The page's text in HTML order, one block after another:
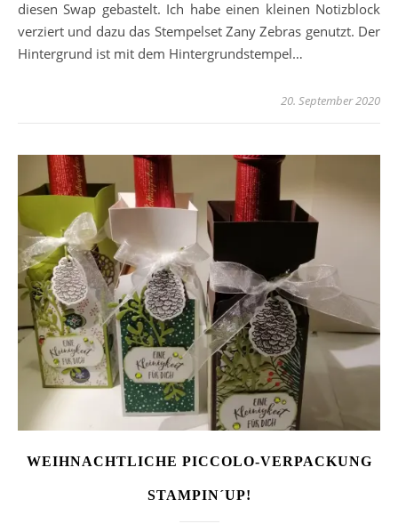
diesen Swap gebastelt. Ich habe einen kleinen Notizblock
verziert und dazu das Stempelset Zany Zebras genutzt. Der
Hintergrund ist mit dem Hintergrundstempel…
20. September 2020
WEIHNACHTLICHE PICCOLO-VERPACKUNG
STAMPIN´UP!